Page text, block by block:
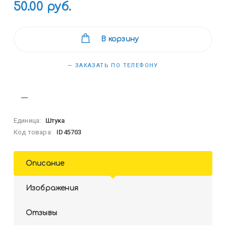
50.00 руб.
В корзину
— ЗАКАЗАТЬ ПО ТЕЛЕФОНУ
Единица:
Штука
Код товара:
ID45703
Описание
Изображения
Отзывы